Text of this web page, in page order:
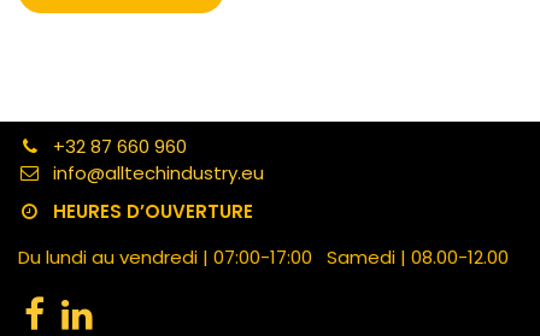
+32 87 660 960
info@alltechindustry.eu
HEURES D’OUVERTURE
Du lundi au vendredi | 07:00-17:00 Samedi | 08.00-12.00